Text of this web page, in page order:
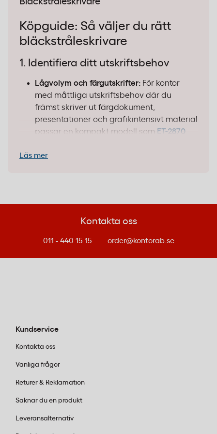
Köpguide: Så väljer du rätt
bläckstråleskrivare
1. Identifiera ditt utskriftsbehov
Lågvolym och färgutskrifter: För kontor
med måttliga utskriftsbehov där du
främst skriver ut färgdokument,
presentationer och grafikintensivt material
passar en kompakt modell som ET-2870
kostnad per sida.
somEcoTank ET-18100rätt val. Den klarar
både standardformat och storformat med
kostnader
innebär att du fyller på bläck när det
du tusentals utskrifter från varje
påfyllning, vilket gör dessa skrivare
utskriftsbehov. Kostnaden per sida blir
mycket lägre jämfört med
Läs mer
Kontakta oss
011 - 440 15 15 order@kontorab.se
Kundservice
Kontakta oss
Vanliga frågor
Returer & Reklamation
Saknar du en produkt
Leveransalternativ